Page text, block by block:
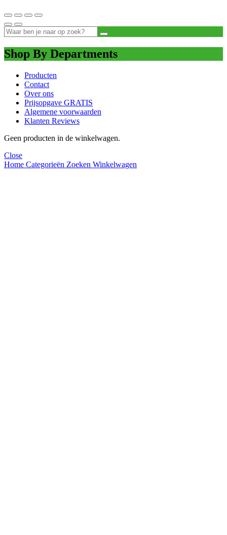
Shop By Departments
Producten
Contact
Over ons
Prijsopgave GRATIS
Algemene voorwaarden
Klanten Reviews
Geen producten in de winkelwagen.
Close
Home Categorieën Zoeken Winkelwagen